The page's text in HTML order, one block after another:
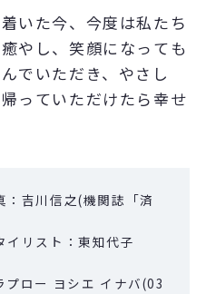
いた今、今度は私たち
やし、笑顔になっても
でいただき、やさし
っていただけたら幸せ
吉川信之(機関誌「済
リスト：東知代子
プロー ヨシエ イナバ(03